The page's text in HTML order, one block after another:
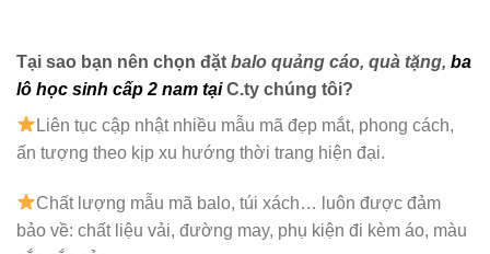
Tại sao bạn nên chọn đặt balo quảng cáo, quà tặng, ba
lô học sinh cấp 2 nam tạiC.ty chúng tôi?
Liên tục cập nhật nhiều mẫu mã đẹp mắt, phong cách,
ấn tượng theo kịp xu hướng thời trang hiện đại.
Chất lượng mẫu mã balo, túi xách…
luôn được đảm
bảo về: chất liệu vải, đường may, phụ kiện đi kèm áo, màu